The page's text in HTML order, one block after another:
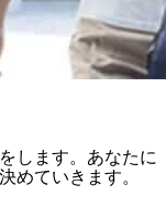
します。あなたに
めていきます。